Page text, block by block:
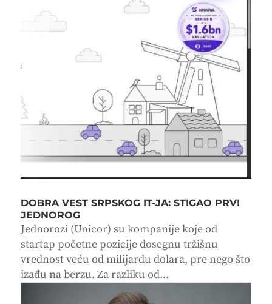
DOBRA VEST SRPSKOG IT-JA: STIGAO PRVI
JEDNOROG
Jednorozi (Unicor) su kompanije koje od
startap početne pozicije dosegnu tržišnu
vrednost veću od milijardu dolara, pre nego što
izađu na berzu. Za razliku od...